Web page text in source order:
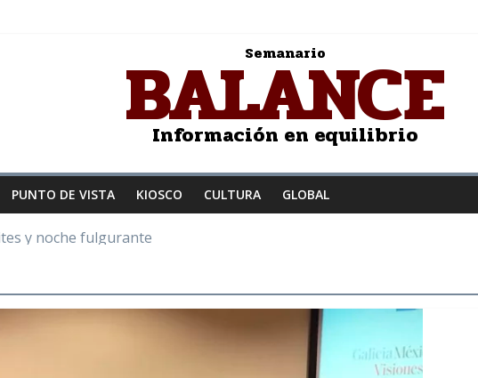
Semanario
BALANCE
Información en equilibrio
PUNTO DE VISTA KIOSCO CULTURA GLOBAL
y noche fulgurante
dio el maíz a la humanidad
de la Cruz: Salvador Dalí
UNA MUJER ENAMORADA
último minuto